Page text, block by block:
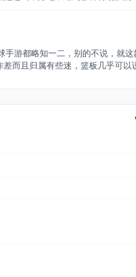
游都略知一二，别的不说，就
而且归属有些迷，篮板几乎可